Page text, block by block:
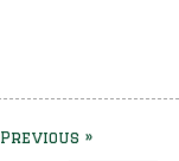
Previous »